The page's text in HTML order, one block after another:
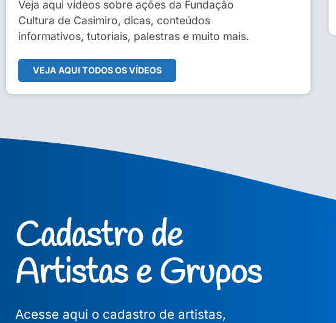
Veja aqui vídeos sobre ações da Fundação
Cultura de Casimiro, dicas, conteúdos
informativos, tutoriais, palestras e muito mais.
VEJA AQUI TODOS OS VÍDEOS
Sidney Macedo de Oliveira
Veja Vídeo Completo
Cadastro de
Artistas e Grupos
Acesse aqui o cadastro de artistas,